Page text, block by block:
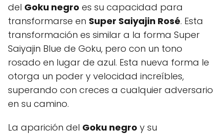
del Goku negro es su capacidad para
transformarse en Super Saiyajin Rosé. Esta
transformación es similar a la forma Super
Saiyajin Blue de Goku, pero con un tono
rosado en lugar de azul. Esta nueva forma le
otorga un poder y velocidad increíbles,
superando con creces a cualquier adversario
en su camino.
La aparición del Goku negro y su